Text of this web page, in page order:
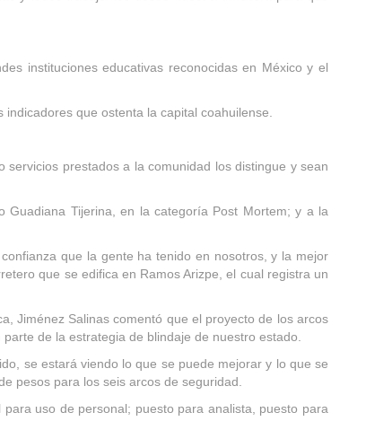
instituciones educativas reconocidas en México y el
que ostenta la capital coahuilense.
prestados a la comunidad los distingue y sean
Guadiana Tijerina, en la categoría Post Mortem; y a la
que la gente ha tenido en nosotros, y la mejor
que se edifica en Ramos Arizpe, el cual registra un
Jiménez Salinas comentó que el proyecto de los arcos
de la estrategia de blindaje de nuestro estado.
se estará viendo lo que se puede mejorar y lo que se
pesos para los seis arcos de seguridad.
uso de personal; puesto para analista, puesto para